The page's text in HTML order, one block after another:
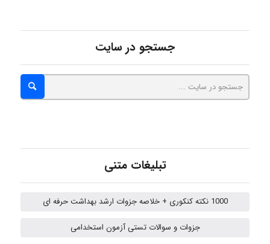
aghajari vahid
جستجو در سایت
تبلیغات متنی
1000 نکته کنکوری + خلاصه جزوات ارشد بهداشت حرفه ای
جزوات و سوالات تستی آزمون استخدامی